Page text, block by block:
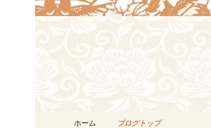
浜松の中
リン）]か
浜松の中華料理[尾林～
コンテンツへ移動
ホーム ブログトップ